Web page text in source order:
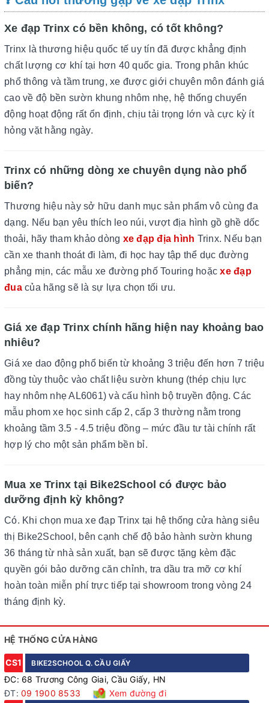
Xe đạp Trinx có bền không, có tốt không?
Trinx là thương hiệu quốc tế uy tín đã được khẳng định
chất lượng cơ khí tại hơn 40 quốc gia. Trong phân khúc
phổ thông và tầm trung, xe được giới chuyên môn đánh giá
cao về độ bền sườn khung nhôm nhẹ, hệ thống chuyển
động hoạt động rất ổn định, chịu tải trọng lớn và cực kỳ ít
hỏng vặt hằng ngày.
Trinx có những dòng xe chuyên dụng nào phổ
biến?
Thương hiệu này sở hữu danh mục sản phẩm vô cùng đa
dạng. Nếu bạn yêu thích leo núi, vượt địa hình gồ ghề dốc
thoải, hãy tham khảo dòng xe đạp địa hình Trinx. Nếu bạn
cần xe thanh thoát đi làm, đi học hay tập thể dục đường
phẳng mịn, các mẫu xe đường phố Touring hoặcxe đạp
đuacủa hãng sẽ là sự lựa chọn tối ưu.
Giá xe đạp Trinx chính hãng hiện nay khoảng bao
nhiêu?
Giá xe dao động phổ biến từ khoảng 3 triệu đến hơn 7 triệu
đồng tùy thuộc vào chất liệu sườn khung (thép chịu lực
hay nhôm nhẹ AL6061) và cấu hình bộ truyền động. Các
mẫu phom xe học sinh cấp 2, cấp 3 thường nằm trong
khoảng tầm 3.5 - 4.5 triệu đồng – mức đầu tư tài chính rất
hợp lý cho một sản phẩm bền bỉ.
Mua xe Trinx tại Bike2School có được bảo
dưỡng định kỳ không?
Có. Khi chọn mua xe đạp Trinx tại hệ thống cửa hàng siêu
thị Bike2School, bên cạnh chế độ bảo hành sườn khung
36 tháng từ nhà sản xuất, bạn sẽ được tặng kèm đặc
quyền gói bảo dưỡng căn chỉnh, tra dầu tra mỡ cơ khí
hoàn toàn miễn phí trực tiếp tại showroom trong vòng 24
tháng định kỳ.
HỆ THỐNG CỬA HÀNG
CS1 BIKE2SCHOOL Q. CẦU GIẤY
ĐC: 68 Trương Công Giai, Cầu Giấy, HN
ĐT: 09 1900 8533
Xem đường đi